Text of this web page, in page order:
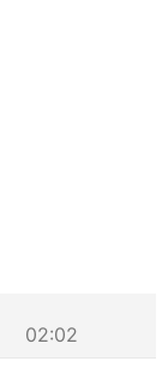
02:02